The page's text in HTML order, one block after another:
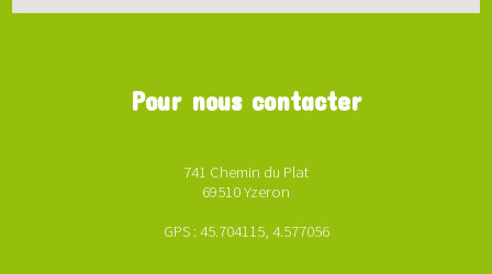
Pour nous contacter
741 Chemin du Plat
69510 Yzeron
GPS : 45.704115, 4.577056